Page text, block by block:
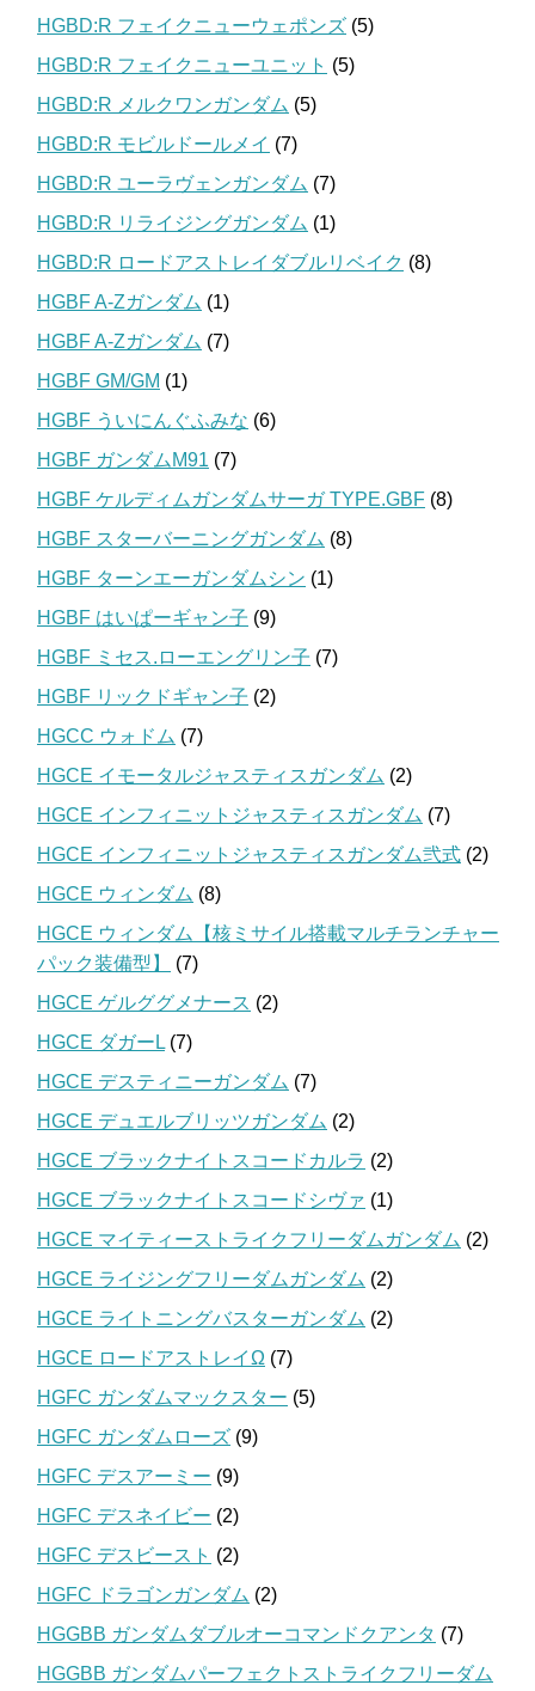
HGBD:R フェイクニューウェポンズ (5)
HGBD:R フェイクニューユニット (5)
HGBD:R メルクワンガンダム (5)
HGBD:R モビルドールメイ (7)
HGBD:R ユーラヴェンガンダム (7)
HGBD:R リライジングガンダム (1)
HGBD:R ロードアストレイダブルリベイク (8)
HGBF A-Zガンダム (1)
HGBF A-Zガンダム (7)
HGBF GM/GM (1)
HGBF ういにんぐふみな (6)
HGBF ガンダムM91 (7)
HGBF ケルディムガンダムサーガ TYPE.GBF (8)
HGBF スターバーニングガンダム (8)
HGBF ターンエーガンダムシン (1)
HGBF はいぱーギャン子 (9)
HGBF ミセス.ローエングリン子 (7)
HGBF リックドギャン子 (2)
HGCC ウォドム (7)
HGCE イモータルジャスティスガンダム (2)
HGCE インフィニットジャスティスガンダム (7)
HGCE インフィニットジャスティスガンダム弐式 (2)
HGCE ウィンダム (8)
HGCE ウィンダム【核ミサイル搭載マルチランチャー
パック装備型】
(7)
HGCE ゲルググメナース (2)
HGCE ダガーL (7)
HGCE デスティニーガンダム (7)
HGCE デュエルブリッツガンダム (2)
HGCE ブラックナイトスコードカルラ (2)
HGCE ブラックナイトスコードシヴァ (1)
HGCE マイティーストライクフリーダムガンダム (2)
HGCE ライジングフリーダムガンダム (2)
HGCE ライトニングバスターガンダム (2)
HGCE ロードアストレイΩ (7)
HGFC ガンダムマックスター (5)
HGFC ガンダムローズ (9)
HGFC デスアーミー (9)
HGFC デスネイビー (2)
HGFC デスビースト (2)
HGFC ドラゴンガンダム (2)
HGGBB ガンダムダブルオーコマンドクアンタ (7)
HGGBB ガンダムパーフェクトストライクフリーダム